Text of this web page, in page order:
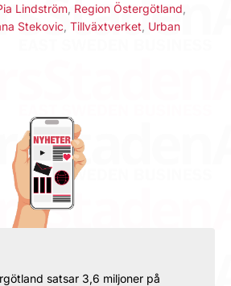
Lindström Region Östergötland
Stekovic Tillväxtverket Urban
satsar 3,6 miljoner på